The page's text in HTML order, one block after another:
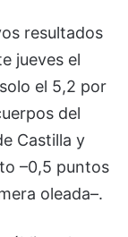
resultados
jueves el
el 5,2 por
del
Castilla y
–0,5 puntos
oleada–.